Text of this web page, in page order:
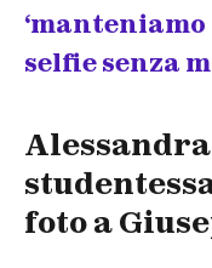
‘manteniamo
selfie senza
foto a